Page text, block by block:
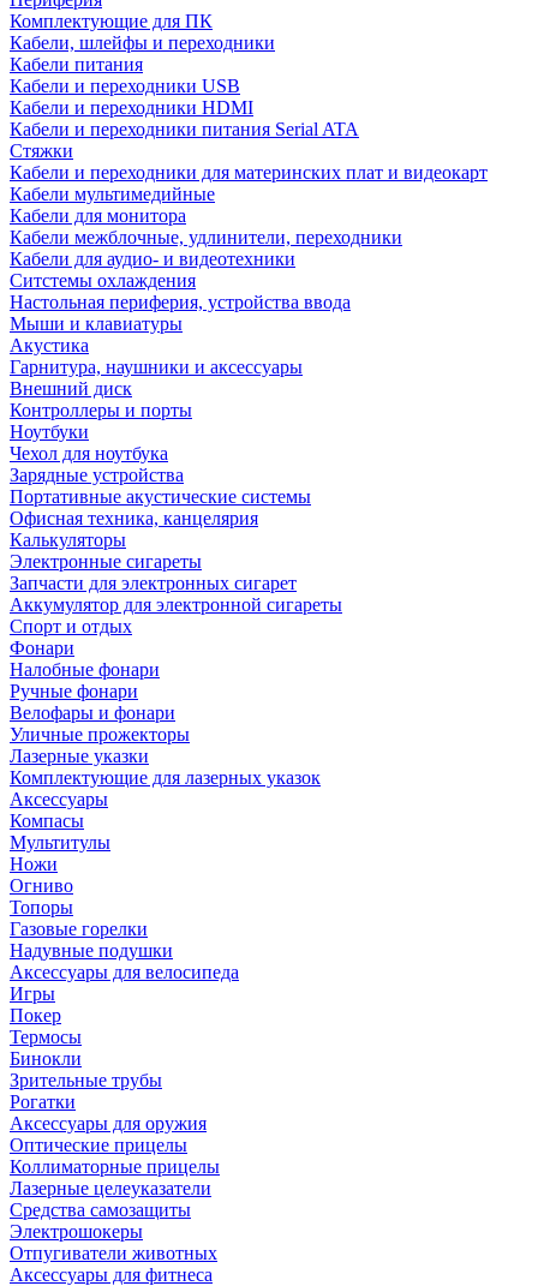
Комплектующие для ПК
Кабели, шлейфы и переходники
Кабели питания
Кабели и переходники USB
Кабели и переходники HDMI
Кабели и переходники питания Serial ATA
Стяжки
Кабели и переходники для материнских плат и видеокарт
Кабели мультимедийные
Кабели для монитора
Кабели межблочные, удлинители, переходники
Кабели для аудио- и видеотехники
Ситстемы охлаждения
Настольная периферия, устройства ввода
Мыши и клавиатуры
Акустика
Гарнитура, наушники и аксессуары
Внешний диск
Контроллеры и порты
Ноутбуки
Чехол для ноутбука
Зарядные устройства
Портативные акустические системы
Офисная техника, канцелярия
Калькуляторы
Электронные сигареты
Запчасти для электронных сигарет
Аккумулятор для электронной сигареты
Спорт и отдых
Фонари
Налобные фонари
Ручные фонари
Велофары и фонари
Уличные прожекторы
Лазерные указки
Комплектующие для лазерных указок
Аксессуары
Компасы
Мультитулы
Ножи
Огниво
Топоры
Газовые горелки
Надувные подушки
Аксессуары для велосипеда
Игры
Покер
Термосы
Бинокли
Зрительные трубы
Рогатки
Аксессуары для оружия
Оптические прицелы
Коллиматорные прицелы
Лазерные целеуказатели
Средства самозащиты
Электрошокеры
Отпугиватели животных
Аксессуары для фитнеса